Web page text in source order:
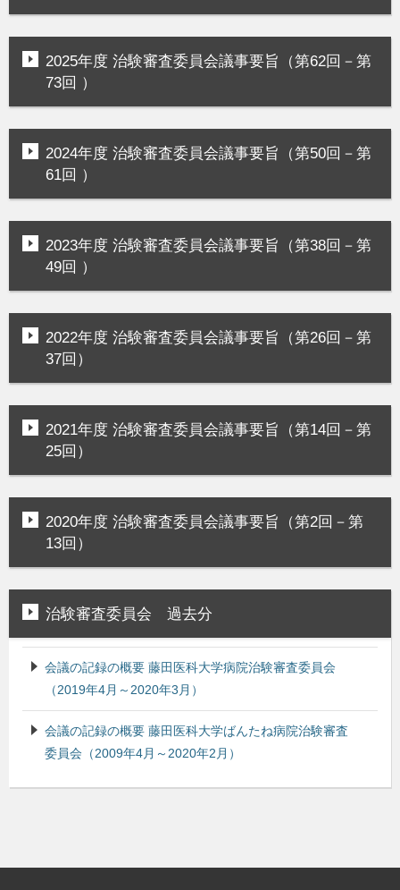
2025年度 治験審査委員会議事要旨（第62回－第
73回 ）
2024年度 治験審査委員会議事要旨（第50回－第
61回 ）
2023年度 治験審査委員会議事要旨（第38回－第
49回 ）
2022年度 治験審査委員会議事要旨（第26回－第
37回）
2021年度 治験審査委員会議事要旨（第14回－第
25回）
2020年度 治験審査委員会議事要旨（第2回－第
13回）
治験審査委員会 過去分
会議の記録の概要 藤田医科大学病院治験審査委員会
（2019年4月～2020年3月）
会議の記録の概要 藤田医科大学ばんたね病院治験審査
委員会（2009年4月～2020年2月）